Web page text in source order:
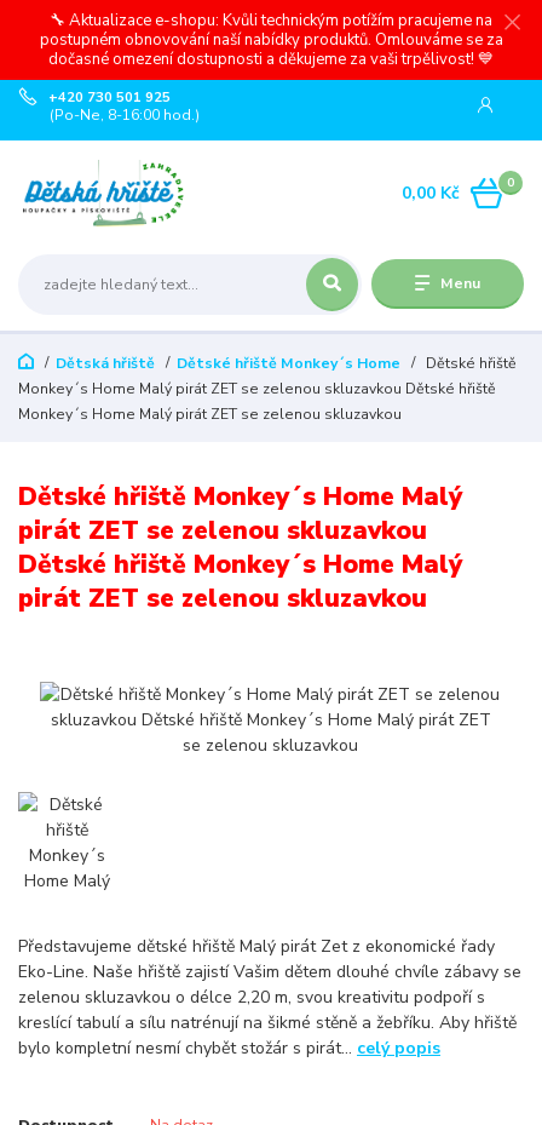
🔧 Aktualizace e-shopu: Kvůli technickým potížím pracujeme na
postupném obnovování naší nabídky produktů. Omlouváme se za
dočasné omezení dostupnosti a děkujeme za vaši trpělivost! 💙
Menu
+420 730 501 925
(Po-Ne, 8-16:00 hod.)
0
0,00 Kč
Dětská hřiště Dětské hřiště Monkey´s Home
Dětské hřiště
Monkey´s Home Malý pirát ZET se zelenou skluzavkou Dětské hřiště
Monkey´s Home Malý pirát ZET se zelenou skluzavkou
Dětské hřiště Monkey´s Home Malý
pirát ZET se zelenou skluzavkou
Dětské hřiště Monkey´s Home Malý
pirát ZET se zelenou skluzavkou
Představujeme dětské hřiště Malý pirát Zet z ekonomické řady
Eko-Line. Naše hřiště zajistí Vašim dětem dlouhé chvíle zábavy se
zelenou skluzavkou o délce 2,20 m, svou kreativitu podpoří s
kreslící tabulí a sílu natrénují na šikmé stěně a žebříku. Aby hřiště
bylo kompletní nesmí chybět stožár s pirát... celý popis